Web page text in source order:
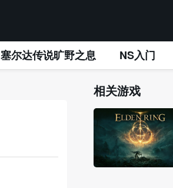
塞尔达传说旷野之息 NS入门
相关游戏